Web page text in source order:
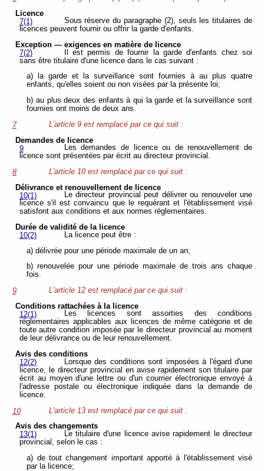
Licence
7(1)
Sous réserve du paragraphe (2), seuls les titulaires de
licences peuvent fournir ou offrir la garde d'enfants.
Exception — exigences en matière de licence
7(2)
Il est permis de fournir la garde d'enfants chez soi
sans être titulaire d'une licence dans le cas suivant :
a) la garde et la surveillance sont fournies à au plus quatre
enfants, qu'elles soient ou non visées par la présente loi;
b) au plus deux des enfants à qui la garde et la surveillance sont
fournies ont moins de deux ans.
7
L'article 9 est remplacé par ce qui suit :
Demandes de licence
9
Les demandes de licence ou de renouvellement de
licence sont présentées par écrit au directeur provincial.
8
L'article 10 est remplacé par ce qui suit :
Délivrance et renouvellement de licence
10(1)
Le directeur provincial peut délivrer ou renouveler une
licence s'il est convaincu que le requérant et l'établissement visé
satisfont aux conditions et aux normes réglementaires.
Durée de validité de la licence
10(2)
La licence peut être :
a) délivrée pour une période maximale de un an;
b) renouvelée pour une période maximale de trois ans chaque
fois.
9
L'article 12 est remplacé par ce qui suit :
Conditions rattachées à la licence
12(1)
Les licences sont assorties des conditions
réglementaires applicables aux licences de même catégorie et de
toute autre condition imposée par le directeur provincial au moment
de leur délivrance ou de leur renouvellement.
Avis des conditions
12(2)
Lorsque des conditions sont imposées à l'égard d'une
licence, le directeur provincial en avise rapidement son titulaire par
écrit au moyen d'une lettre ou d'un courrier électronique envoyé à
l'adresse postale ou électronique indiquée dans la demande de
licence.
10
L'article 13 est remplacé par ce qui suit :
Avis des changements
13(1)
Le titulaire d'une licence avise rapidement le directeur
provincial, selon le cas :
a) de tout changement important apporté à l'établissement visé
par la licence;